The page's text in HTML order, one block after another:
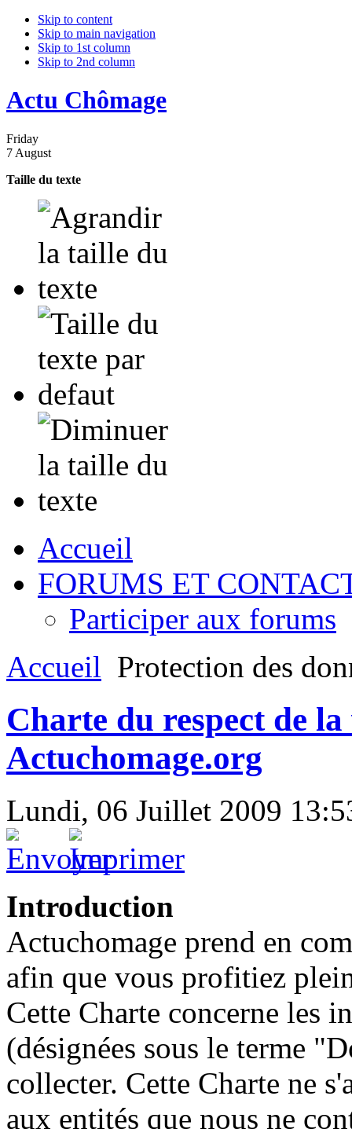
Skip to content
Skip to main navigation
Skip to 1st column
Skip to 2nd column
Actu Chômage
Friday
7 August
Taille du texte
Accueil
FORUMS ET
Participer aux forums
Accueil Protection des
Charte du respect de
Actuchomage.org
Lundi, 06 Juillet 2009
Introduction
Actuchomage prend en
afin que vous profitiez
Cette Charte concerne les
(désignées sous le terme
collecter. Cette Charte ne
aux entités que nous ne